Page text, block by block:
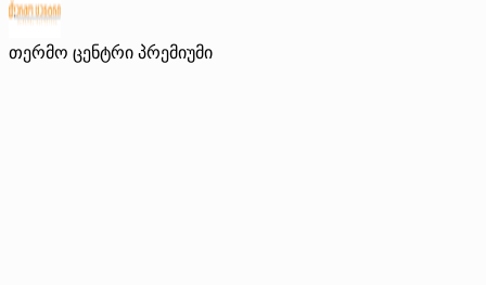
თერმო ცენტრი პრემიუმი